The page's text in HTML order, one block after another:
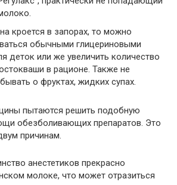
кроется в запорах, то можно
обычными глицериновыми
деток или же увеличить количество
в рационе. Также не
о фруктах, жидких супах.
пытаются решить подобную
обезболивающих препаратов. Это
причинам.
анестетиков прекрасно
молоке, что может отразиться